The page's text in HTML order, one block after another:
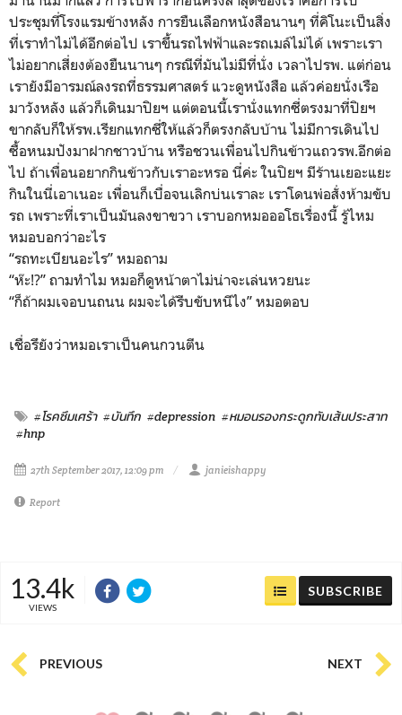
ประชุมที่โรงแรมข้างหลัง การยืนเลือกหนังสือนานๆ ที่คิโนะเป็นสิ่ง
ที่เราทำไม่ได้อีกต่อไป เราขึ้นรถไฟฟ้าและรถเมล์ไม่ได้ เพราะเรา
ไม่อยากเสี่ยงต้องยืนนานๆ กรณีที่มันไม่มีที่นั่ง เวลาไปรพ. แต่ก่อน
เรายังมีอารมณ์ลงรถที่ธรรมศาสตร์ แวะดูหนังสือ แล้วค่อยนั่งเรือ
มาวังหลัง แล้วก็เดินมาปิยฯ แต่ตอนนี้เรานั่งแทกซี่ตรงมาที่ปิยฯ
ขากลับก็ให้รพ.เรียกแทกซี่ให้แล้วก็ตรงกลับบ้าน ไม่มีการเดินไป
ซื้อหนมปังมาฝากชาวบ้าน หรือชวนเพื่อนไปกินข้าวแถวรพ.อีกต่อ
ไป ถ้าเพื่อนอยากกินข้าวกับเราอะหรอ นี่ค่ะ ในปิยฯ มีร้านเยอะแยะ
กินในนี่เอาเนอะ เพื่อนก็เบื่อจนเลิกบ่นเราละ เราโดนพ่อสั่งห้ามขับ
รถ เพราะที่เราเป็นมันลงขาขวา เราบอกหมอออโธเรื่องนี้ รู้ไหม
หมอบอกว่าอะไร
“รถทะเบียนอะไร” หมอถาม
“ห๊ะ!?” ถามทำไม หมอก็ดูหน้าตาไม่น่าจะเล่นหวยนะ
“ก็ถ้าผมเจอบนถนน ผมจะได้รีบขับหนีไง” หมอตอบ
เชื่อรึยังว่าหมอเราเป็นคนกวนตีน
#โรคซึมเศร้า #บันทึก #depression #หมอนรองกระดูกทับเส้นประสาท
#hnp
27th September 2017, 12:09 pm janieishappy
Report
13.4k
VIEWS
SUBSCRIBE
PREVIOUS NEXT